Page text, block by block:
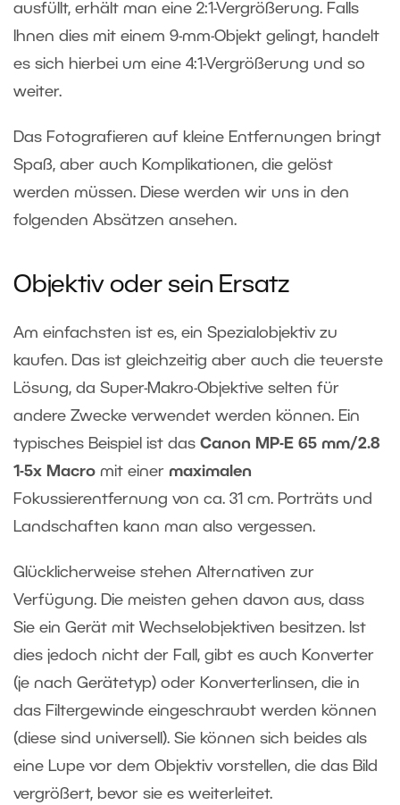
ausfüllt, erhält man eine 2:1-Vergrößerung. Falls
Ihnen dies mit einem 9-mm-Objekt gelingt, handelt
es sich hierbei um eine 4:1-Vergrößerung und so
weiter.
Das Fotografieren auf kleine Entfernungen bringt
Spaß, aber auch Komplikationen, die gelöst
werden müssen. Diese werden wir uns in den
folgenden Absätzen ansehen.
Objektiv oder sein Ersatz
Am einfachsten ist es, ein Spezialobjektiv zu
kaufen. Das ist gleichzeitig aber auch die teuerste
Lösung, da Super-Makro-Objektive selten für
andere Zwecke verwendet werden können. Ein
typisches Beispiel ist das Canon MP-E 65 mm/2.8
1-5x Macro mit einer maximalen
Fokussierentfernung von ca. 31 cm. Porträts und
Landschaften kann man also vergessen.
Glücklicherweise stehen Alternativen zur
Verfügung. Die meisten gehen davon aus, dass
Sie ein Gerät mit Wechselobjektiven besitzen. Ist
dies jedoch nicht der Fall, gibt es auch Konverter
(je nach Gerätetyp) oder Konverterlinsen, die in
das Filtergewinde eingeschraubt werden können
(diese sind universell). Sie können sich beides als
eine Lupe vor dem Objektiv vorstellen, die das Bild
vergrößert, bevor sie es weiterleitet.